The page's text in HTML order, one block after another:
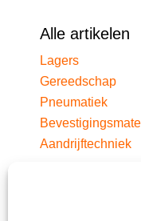
Alle artikelen
Lagers
Gereedschap
Pneumatiek
Aandrijftechniek